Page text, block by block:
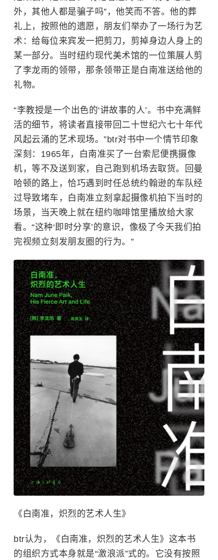
外，其他人都是骗子吗”，他笑而不答。他的葬
礼上，按照他的遗愿，朋友们举办了一场行为艺
术：给每位来宾发一把剪刀，剪掉身边人身上的
某一部分。当时纽约现代美术馆的一位策展人剪
了李龙雨的领带，那条领带正是白南准送给他的
礼物。
“李教授是一个出色的‘讲故事的人’。书中充满鲜
活的细节，将读者直接带回二十世纪六七十年代
风起云涌的艺术现场。”btr对书中一个情节印象
深刻：1965年，白南准买了一台索尼便携摄像
机，等不及送到家，自己跑到机场去取货。回曼
哈顿的路上，恰巧遇到时任总统约翰逊的车队经
过导致堵车，白南准立刻拿起摄像机拍下当时的
场景，当天晚上就在纽约咖啡馆里播放给大家
看。“这种‘即时分享’的意识，像极了今天我们拍
完视频立刻发朋友圈的行为。”
《白南准，炽烈的艺术人生》
btr认为，《白南准，炽烈的艺术人生》这本书
的组织方式本身就是“激浪派”式的。它没有按照